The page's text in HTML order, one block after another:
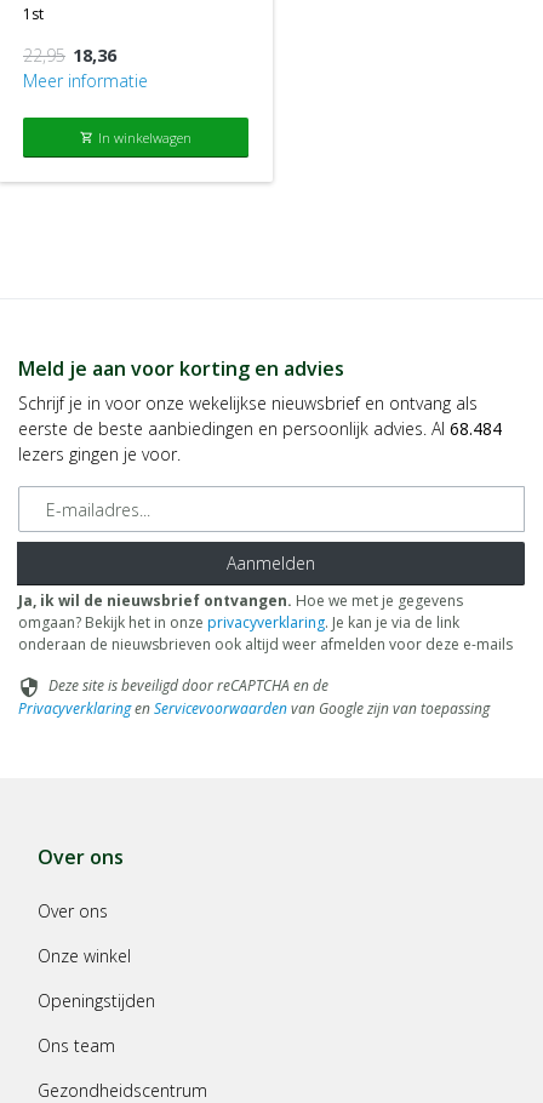
3641 RT Mijdrecht
● Bamboe groeit snel. Het kan tot wel 90cm per dag groeien!
De bamboekleding van Boody zijn comfy essentials. Het zijn
ware must-haves waar je van op aan kunt. Het biedt het
je kledingkast.
1st
22,95 18,36
Meer informatie
shopping_cart In winkelwagen
Meld je aan voor korting en advies
Schrijf je in voor onze wekelijkse nieuwsbrief en ontvang als
eerste de beste aanbiedingen en persoonlijk advies. Al 68.484
lezers gingen je voor.
E-mailadres
Aanmelden
Ja, ik wil de nieuwsbrief ontvangen. Hoe we met je gegevens
omgaan? Bekijk het in onze privacyverklaring. Je kan je via de link
onderaan de nieuwsbrieven ook altijd weer afmelden voor deze e-mails
security Deze site is beveiligd door reCAPTCHA en de
PrivacyverklaringenServicevoorwaardenvan Google zijn van toepassing
Over ons
Over ons
Onze winkel
Openingstijden
Ons team
Gezondheidscentrum